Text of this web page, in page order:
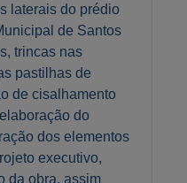
laterais do prédio
de Santos
trincas nas
pastilhas de
de cisalhamento
do
dos elementos
executivo,
da obra, assim